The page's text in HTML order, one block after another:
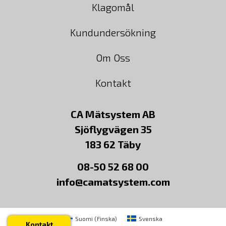
Klagomål
Kundundersökning
Om Oss
Kontakt
CA Mätsystem AB
Sjöflygvägen 35
183 62 Täby
08-50 52 68 00
info@camatsystem.com
Kontakt
Suomi (Finska) Svenska